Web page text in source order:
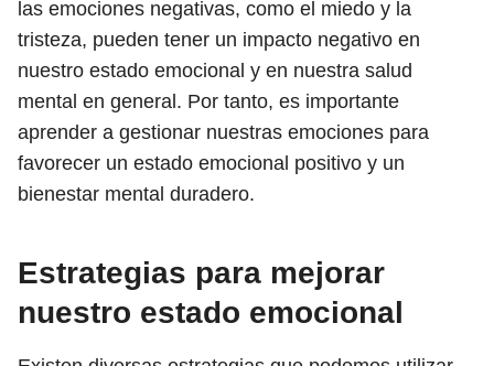
las emociones negativas, como el miedo y la
tristeza, pueden tener un impacto negativo en
nuestro estado emocional y en nuestra salud
mental en general. Por tanto, es importante
aprender a gestionar nuestras emociones para
favorecer un estado emocional positivo y un
bienestar mental duradero.
Estrategias para mejorar
nuestro estado emocional